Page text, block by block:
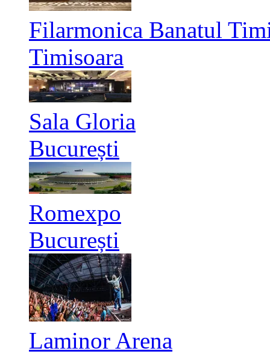
Filarmonica Banatul
Timisoara
Sala Gloria
București
Romexpo
București
Laminor Arena